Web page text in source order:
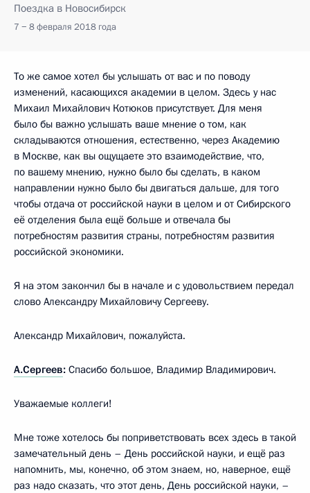
Поездка в Новосибирск
7 − 8 февраля 2018 года
То же самое хотел бы услышать от вас и по поводу
изменений, касающихся академии в целом. Здесь у нас
Михаил Михайлович Котюков присутствует. Для меня
было бы важно услышать ваше мнение о том, как
складываются отношения, естественно, через Академию
в Москве, как вы ощущаете это взаимодействие, что,
по вашему мнению, нужно было бы сделать, в каком
направлении нужно было бы двигаться дальше, для того
чтобы отдача от российской науки в целом и от Сибирского
её отделения была ещё больше и отвечала бы
потребностям развития страны, потребностям развития
российской экономики.
Я на этом закончил бы в начале и с удовольствием передал
слово Александру Михайловичу Сергееву.
Александр Михайлович, пожалуйста.
А.Сергеев: Спасибо большое, Владимир Владимирович.
Уважаемые коллеги!
Мне тоже хотелось бы поприветствовать всех здесь в такой
замечательный день – День российской науки, и ещё раз
напомнить, мы, конечно, об этом знаем, но, наверное, ещё
раз надо сказать, что этот день, День российской науки, –